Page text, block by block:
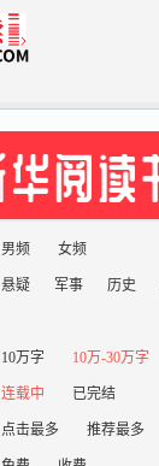
男频 女频
悬疑 军事 历史
10万字 10万-30万字
连载中 已完结
点击最多 推荐最多